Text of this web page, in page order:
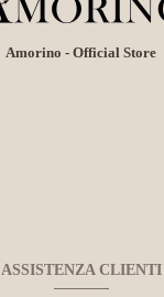
Amorino - Official Store
ASSISTENZA CLIENTI